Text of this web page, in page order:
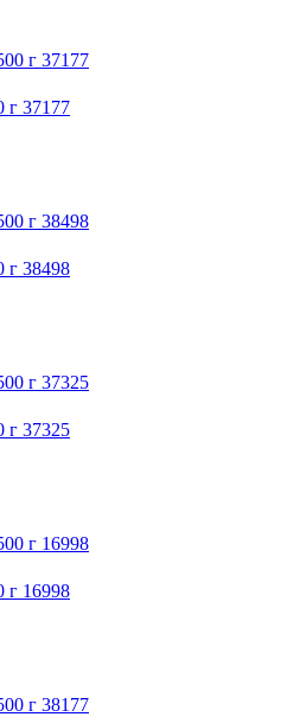
г 37177
г 38498
г 37325
г 16998